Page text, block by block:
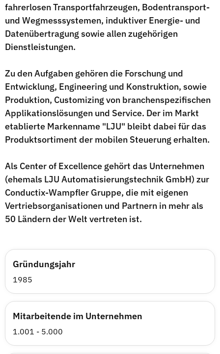
fahrerlosen Transportfahrzeugen, Bodentransport-
und Wegmesssystemen, induktiver Energie- und
Datenübertragung sowie allen zugehörigen
Dienstleistungen.
Zu den Aufgaben gehören die Forschung und
Entwicklung, Engineering und Konstruktion, sowie
Produktion, Customizing von branchenspezifischen
Applikationslösungen und Service. Der im Markt
etablierte Markenname "LJU" bleibt dabei für das
Produktsortiment der mobilen Steuerung erhalten.
Als Center of Excellence gehört das Unternehmen
(ehemals LJU Automatisierungstechnik GmbH) zur
Conductix-Wampfler Gruppe, die mit eigenen
Vertriebsorganisationen und Partnern in mehr als
50 Ländern der Welt vertreten ist.
Gründungsjahr
1985
Mitarbeitende im Unternehmen
1.001 - 5.000